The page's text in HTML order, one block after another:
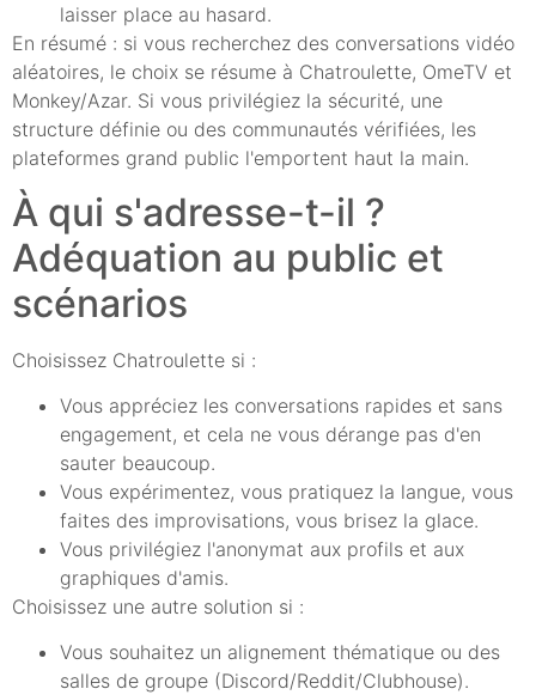
laisser place au hasard.
En résumé : si vous recherchez des conversations vidéo
aléatoires, le choix se résume à Chatroulette, OmeTV et
Monkey/Azar. Si vous privilégiez la sécurité, une
structure définie ou des communautés vérifiées, les
plateformes grand public l'emportent haut la main.
À qui s'adresse-t-il ?
Adéquation au public et
scénarios
Choisissez Chatroulette si :
Vous appréciez les conversations rapides et sans
engagement, et cela ne vous dérange pas d'en
sauter beaucoup.
Vous expérimentez, vous pratiquez la langue, vous
faites des improvisations, vous brisez la glace.
Vous privilégiez l'anonymat aux profils et aux
graphiques d'amis.
Choisissez une autre solution si :
Vous souhaitez un alignement thématique ou des
salles de groupe (Discord/Reddit/Clubhouse).